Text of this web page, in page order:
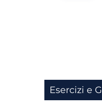
Esercizi e